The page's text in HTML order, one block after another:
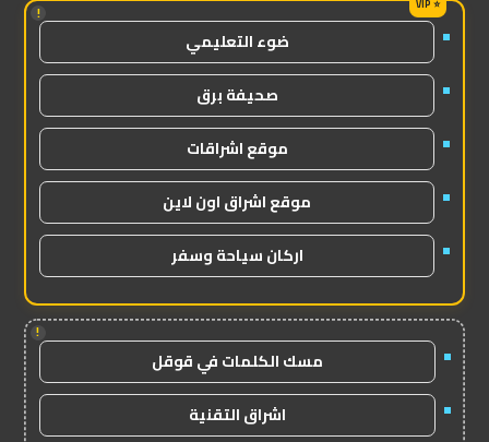
!
ضوء التعليمي
صحيفة برق
موقع اشراقات
موقع اشراق اون لاين
اركان سياحة وسفر
!
مسك الكلمات في قوقل
اشراق التقنية